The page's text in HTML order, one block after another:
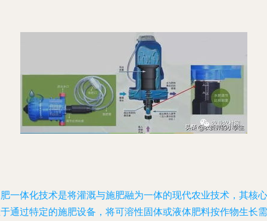
一体化技术是将灌溉与施肥融为一体的现代农业技术，其核心
通过特定的施肥设备，将可溶性固体或液体肥料按作物生长需